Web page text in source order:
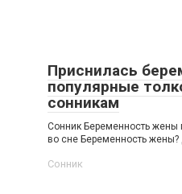
Приснилась
популярные
сонникам
Сонник Беременность жены
во сне Беременность
Сонник